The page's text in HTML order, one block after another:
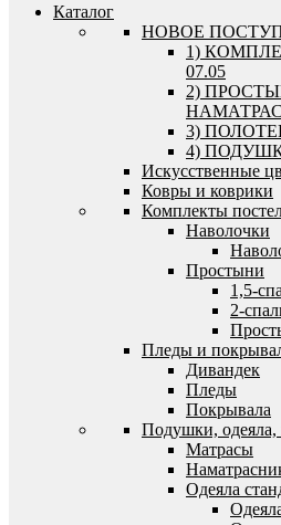
Каталог
HОВОЕ
1)
07.05
2)
3)
4)
Искусственные
Ковры и коврики
Комплекты
Наволочки
Простыни
1,5-
2-
Пледы и
Дивандек
Пледы
Покрывала
Подушки, одеяла,
Матрасы
Одеяла